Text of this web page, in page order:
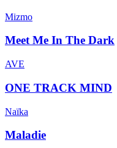
Mizmo
Meet Me In The Dark
AVE
ONE TRACK MIND
Naïka
Maladie